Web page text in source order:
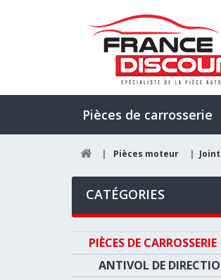
Pièces de carrosserie
| Pièces moteur |
CATÉGORIES
PIÈCES DE CARROSSERIE
ANTIVOL DE